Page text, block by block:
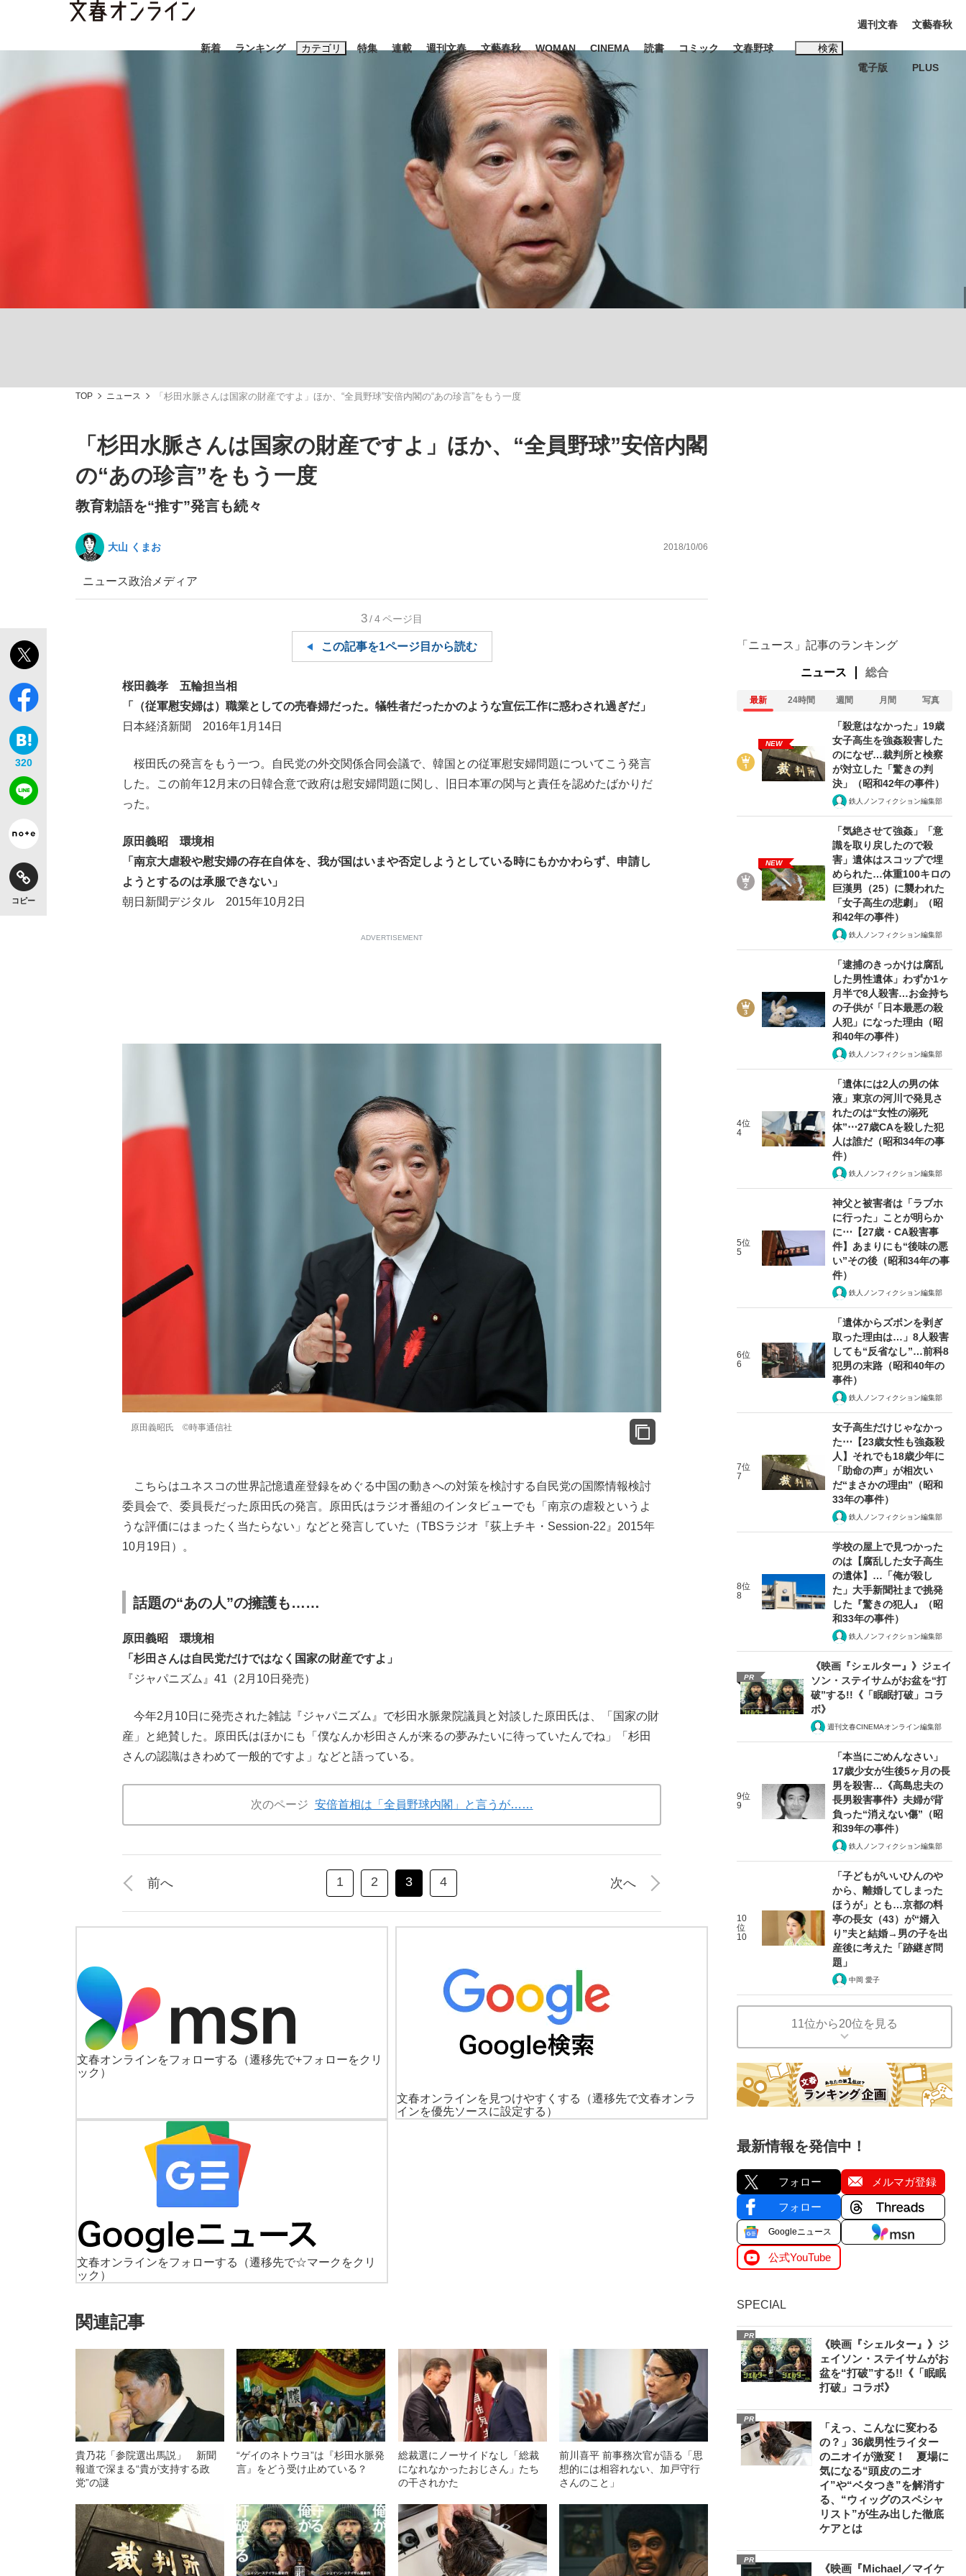
新着 ランキング カテゴリ
ライフ ビジネス
「最悪の空気のまま解散」WBC日本代表“敗戦”の真実 選手が明かす...
「敗因分析は一切聞かれなかった」侍ジャパン選手が証言した“NPB聞... 「クマが悪者扱いされているのが悲しい」『北の国から』倉本聰氏（91...
「目標達成できなかったからと言って…」サッカー日本代表・森保一監督...
もっと見る
特集
観る将棋、読む将棋
キングの誕生を、目撃せよ。
もっと見る
連載 週刊文春 文藝春秋 WOMAN CINEMA 読書 コミック 文春野球 検索
キーワード入力
おすすめのキーワードタグ一覧
#高市早苗 #後藤真希 #森岡毅 #城彰二 #内田有紀
週刊文春
電子版
文藝春秋
PLUS
TOP ニュース 「杉田水脈さんは国家の財産ですよ」ほか、“全員野球”安倍内閣の“あの珍言”をもう一度
「杉田水脈さんは国家の財産ですよ」ほか、“全員野球”安倍内閣
の“あの珍言”をもう一度
教育勅語を“推す”発言も続々
大山 くまお 2018/10/06
ニュース政治 メディア
320
コピー
3/4ページ目
この記事を1ページ目から読む
桜田義孝 五輪担当相
「（従軍慰安婦は）職業としての売春婦だった。犠牲者だったかのような宣伝工作に惑わされ過ぎだ」
日本経済新聞 2016年1月14日
桜田氏の発言をもう一つ。自民党の外交関係合同会議で、韓国との従軍慰安婦問題についてこう発言
した。この前年12月末の日韓合意で政府は慰安婦問題に関し、旧日本軍の関与と責任を認めたばかりだ
った。
原田義昭 環境相
「南京大虐殺や慰安婦の存在自体を、我が国はいまや否定しようとしている時にもかかわらず、申請し
ようとするのは承服できない」
朝日新聞デジタル 2015年10月2日
ADVERTISEMENT
原田義昭氏 ©時事通信社
こちらはユネスコの世界記憶遺産登録をめぐる中国の動きへの対策を検討する自民党の国際情報検討
委員会で、委員長だった原田氏の発言。原田氏はラジオ番組のインタビューでも「南京の虐殺というよ
うな評価にはまったく当たらない」などと発言していた（TBSラジオ『荻上チキ・Session-22』2015年
10月19日）。
話題の“あの人”の擁護も……
原田義昭 環境相
「杉田さんは自民党だけではなく国家の財産ですよ」
『ジャパニズム』41（2月10日発売）
今年2月10日に発売された雑誌『ジャパニズム』で杉田水脈衆院議員と対談した原田氏は、「国家の財
産」と絶賛した。原田氏はほかにも「僕なんか杉田さんが来るの夢みたいに待っていたんでね」「杉田
さんの認識はきわめて一般的ですよ」などと語っている。
次のページ 安倍首相は「全員野球内閣」と言うが……
前へ 1 2 3 4 次へ
文春オンラインをフォローする
（遷移先で+フォローをクリ
ック）
文春オンラインを見つけやすくする
（遷移先で文春オンラ
インを優先ソースに設定する）
文春オンラインをフォローする
（遷移先で☆マークをクリ
ック）
関連記事
貴乃花「参院選出馬説」 新聞
報道で深まる“貴が支持する政
党”の謎
“ゲイのネトウヨ”は『杉田水脈発
言』をどう受け止めている？
総裁選にノーサイドなし「総裁
になれなかったおじさん」たち
の干されかた
前川喜平 前事務次官が語る「思
想的には相容れない、加戸守行
さんのこと」
「ニュース」記事のランキング
ニュース 総合
最新 24時間 週間 月間 写真
NEW
「殺意はなかった」19歳
女子高生を強姦殺害した
のになぜ…裁判所と検察
が対立した「驚きの判
決」（昭和42年の事件）
鉄人ノンフィクション編集部
NEW
「気絶させて強姦」「意
識を取り戻したので殺
害」遺体はスコップで埋
められた…体重100キロの
巨漢男（25）に襲われた
「女子高生の悲劇」（昭
和42年の事件）
鉄人ノンフィクション編集部
「逮捕のきっかけは腐乱
した男性遺体」わずか1ヶ
月半で8人殺害…お金持ち
の子供が「日本最悪の殺
人犯」になった理由（昭
和40年の事件）
鉄人ノンフィクション編集部
4位
4
「遺体には2人の男の体
液」東京の河川で発見さ
れたのは“女性の溺死
体”⋯27歳CAを殺した犯
人は誰だ（昭和34年の事
件）
鉄人ノンフィクション編集部
5位
5
神父と被害者は「ラブホ
に行った」ことが明らか
に⋯【27歳・CA殺害事
件】あまりにも“後味の悪
い”その後（昭和34年の事
件）
鉄人ノンフィクション編集部
6位
6
「遺体からズボンを剥ぎ
取った理由は…」8人殺害
しても“反省なし”…前科8
犯男の末路（昭和40年の
事件）
鉄人ノンフィクション編集部
7位
7
女子高生だけじゃなかっ
た⋯【23歳女性も強姦殺
人】それでも18歳少年に
「助命の声」が相次い
だ“まさかの理由”（昭和
33年の事件）
鉄人ノンフィクション編集部
8位
8
学校の屋上で見つかった
のは【腐乱した女子高生
の遺体】…「俺が殺し
た」大手新聞社まで挑発
した『驚きの犯人』（昭
和33年の事件）
鉄人ノンフィクション編集部
PR
《映画『シェルター』》ジェイ
ソン・ステイサムがお盆を“打
破”する!!《「眠眠打破」コラ
ボ》
週刊文春CINEMAオンライン編集部
9位
9
「本当にごめんなさい」
17歳少女が生後5ヶ月の長
男を殺害…《高島忠夫の
長男殺害事件》夫婦が背
負った“消えない傷”（昭
和39年の事件）
鉄人ノンフィクション編集部
10
位
10
「子どもがいいひんのや
から、離婚してしまった
ほうが」とも…京都の料
亭の長女（43）が“婿入
り”夫と結婚→男の子を出
産後に考えた「跡継ぎ問
題」
中岡 愛子
11位から20位を見る
最新情報を発信中！
フォロー メルマガ登録
フォロー
Googleニュース
公式YouTube
SPECIAL
PR
《映画『シェルター』》ジ
ェイソン・ステイサムがお
盆を“打破”する!!《「眠眠
打破」コラボ》
PR
「えっ、こんなに変わる
の？」36歳男性ライター
のニオイが激変！ 夏場に
気になる“頭皮のニオ
イ”や“ベタつき”を解消す
る、“ウィッグのスペシャ
リスト”が生み出した徹底
ケアとは
PR
《映画『Michael／マイケ